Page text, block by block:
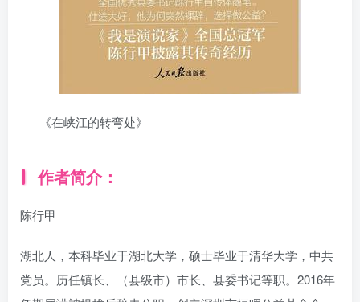
《在峡江的转弯处》
作者简介：
陈行甲
湖北人，本科毕业于湖北大学，硕士毕业于清华大学，中共
党员。历任镇长、（县级市）市长、县委书记等职。2016年